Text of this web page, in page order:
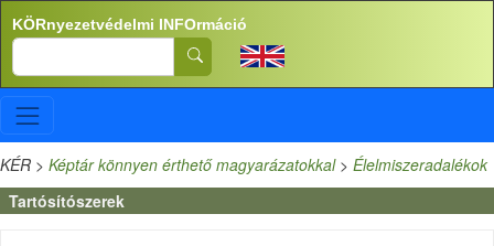
Ugrás a tartalomra
KÖRnyezetvédelmi INFOrmáció
Search
KÉR > Képtár könnyen érthető magyarázatokkal> Élelmiszeradalékok
Tartósítószerek